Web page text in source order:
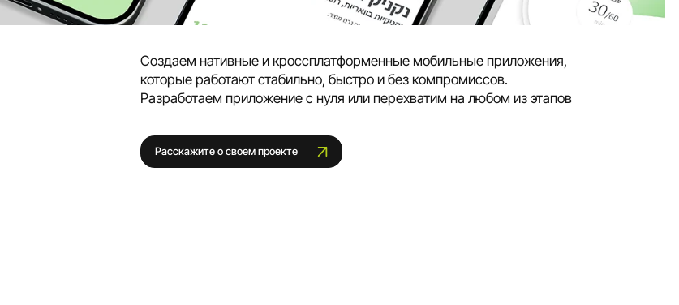
Создаем нативные и кроссплатформенные мобильные приложения,
которые работают стабильно, быстро и без компромиссов.
Разработаем приложение с нуля или перехватим на любом из этапов
Расскажите о своем проекте